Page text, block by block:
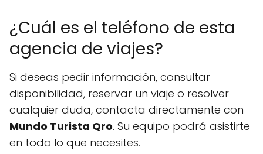
¿Cuál es el teléfono de esta
agencia de viajes?
Si deseas pedir información, consultar
disponibilidad, reservar un viaje o resolver
cualquier duda, contacta directamente con
Mundo Turista Qro. Su equipo podrá asistirte
en todo lo que necesites.